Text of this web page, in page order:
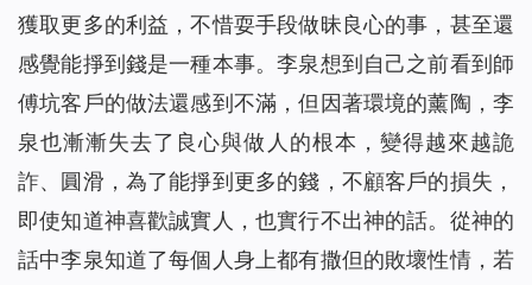
獲取更多的利益，不惜耍手段做昧良心的事，甚至還
感覺能掙到錢是一種本事。李泉想到自己之前看到師
傅坑客戶的做法還感到不滿，但因著環境的薰陶，李
泉也漸漸失去了良心與做人的根本，變得越來越詭
詐、圓滑，為了能掙到更多的錢，不顧客戶的損失，
即使知道神喜歡誠實人，也實行不出神的話。從神的
話中李泉知道了每個人身上都有撒但的敗壞性情，若